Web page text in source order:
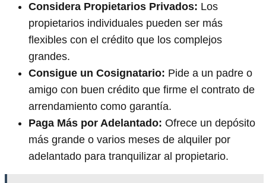
Considera Propietarios Privados: Los
propietarios individuales pueden ser más
flexibles con el crédito que los complejos
grandes.
Consigue un Cosignatario: Pide a un padre o
amigo con buen crédito que firme el contrato de
arrendamiento como garantía.
Paga Más por Adelantado: Ofrece un depósito
más grande o varios meses de alquiler por
adelantado para tranquilizar al propietario.